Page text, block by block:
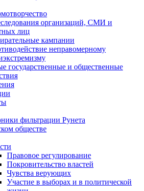
организаций, СМИ и
лиц
кампании
неправомерному
государственные и общественные
фильтрации Рунета
обществе
Правовое регулирование
Покровительство властей
Чувства верующих
Участие в выборах и в политической